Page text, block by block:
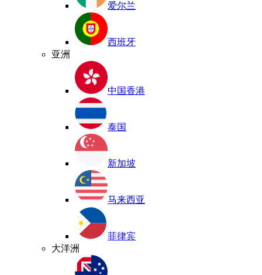
爱尔兰
西班牙
亚洲
中国香港
泰国
新加坡
马来西亚
菲律宾
大洋洲